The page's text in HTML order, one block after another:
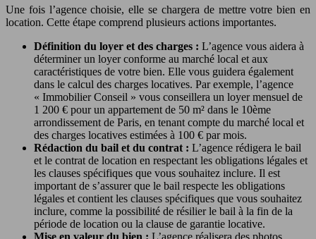
Une fois l’agence choisie, elle se chargera de mettre votre bien en
location. Cette étape comprend plusieurs actions importantes.
Définition du loyer et des charges : L’agence vous aidera à
déterminer un loyer conforme au marché local et aux
caractéristiques de votre bien. Elle vous guidera également
dans le calcul des charges locatives. Par exemple, l’agence
« Immobilier Conseil » vous conseillera un loyer mensuel de
1 200 € pour un appartement de 50 m² dans le 10ème
arrondissement de Paris, en tenant compte du marché local et
des charges locatives estimées à 100 € par mois.
Rédaction du bail et du contrat : L’agence rédigera le bail
et le contrat de location en respectant les obligations légales et
les clauses spécifiques que vous souhaitez inclure. Il est
important de s’assurer que le bail respecte les obligations
légales et contient les clauses spécifiques que vous souhaitez
inclure, comme la possibilité de résilier le bail à la fin de la
période de location ou la clause de garantie locative.
Mise en valeur du bien : L’agence réalisera des photos